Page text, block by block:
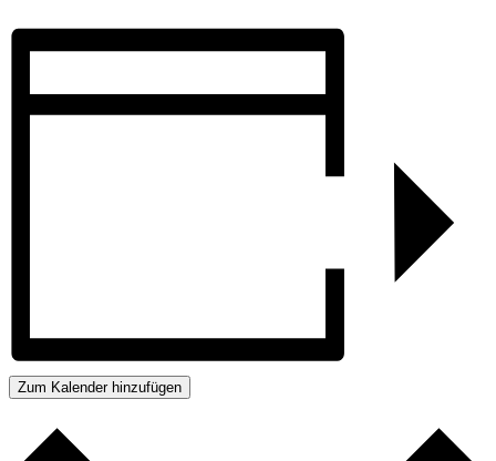
Zum Kalender hinzufügen